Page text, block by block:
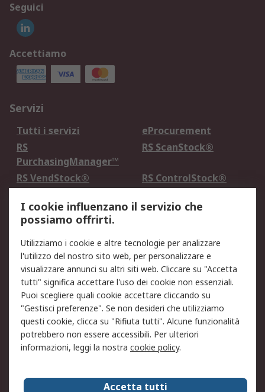
Seguici
Accettiamo
Servizi
Tutti i servizi
eProcurement
RS
PurchasingManager™
RS ScanStock®
RS VendStock®
RS ControlStock®
Legale
Informativa Cookie
Informativa Privacy -
Aggiornata
Email Security
Termini d'uso
Condizioni di vendita
Condizioni generali di
servizio
Etica e responsabilità
Chi Siamo
Chi Siamo
Contattaci
I cookie influenzano il servizio che
possiamo offrirti.
Utilizziamo i cookie e altre tecnologie per analizzare
l'utilizzo del nostro sito web, per personalizzare e
visualizzare annunci su altri siti web. Cliccare su "Accetta
tutti" significa accettare l'uso dei cookie non essenziali.
Puoi scegliere quali cookie accettare cliccando su
"Gestisci preferenze". Se non desideri che utilizziamo
questi cookie, clicca su "Rifiuta tutti". Alcune funzionalità
potrebbero non essere accessibili. Per ulteriori
informazioni, leggi la nostra cookie policy.
Accetta tutti